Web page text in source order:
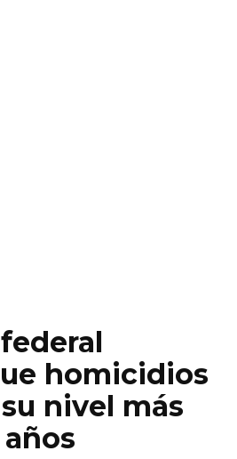
homicidios
nivel más
años